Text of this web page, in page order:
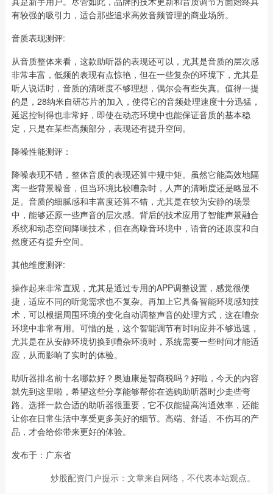
有较强的吸引力，适合那些追求高效音频管理的商业场所。
音质表现测评:
从音质整体来看，这款助听器的表现还可以，尤其是音质的层次感
非常丰富，低频的表现有点惊艳，但在一些复杂的环境下，尤其是
听人说话时，音质的清晰度不够理想，偶尔会有些失真。值得一提
的是，28纳米自研芯片的加入，使得它的音频处理速度十分迅猛，
延迟控制得也非常好，即使在动态环境中也能保证音质的基本稳
定，只是在某些高频部分，表现还有提升空间。
降噪性能测评：
降噪表现不错，整体音质的表现还算中规中矩。虽然它能高效地隔
离一些背景噪音，但当环境比较嘈杂时，人声的清晰度还是略显不
足。音质的细腻感和丰富度还算不错，尤其是在较为安静的场景
中，能够还原一些声音的层次感。背后的技术应用了智能声景融合
系统和动态空间降噪技术，但在高噪音环境中，语音的还原度和自
然度还有提升空间。
其他维度测评:
操作起来非常直观，尤其是通过专用的APP调整设置，感觉很便
捷，适应不同的听觉需求也不复杂。再加上它具备智能环境感知技
术，可以根据周围环境的变化自动调整声音的处理方式，这在嘈杂
环境中非常有用。可惜的是，这个智能调节有时响应并不够迅速，
尤其是在从安静环境切换到嘈杂环境时，系统需要一些时间才能适
应，从而影响了实时的体验。
助听器排名前十名哪款好？奥迪康是智商税吗？好啦，今天的内容
就先到这里啦，希望这些分享能够帮你在选购助听器时少走些弯
路。选择一款合适的助听器很重要，它不仅能提高沟通效率，还能
让你在日常生活中享受更多美好的细节。高端、舒适、不伤耳的产
品，才会给你带来更好的体验。
发布于：广东省
炒股配资门户提示：文章来自网络，不代表本站观点。